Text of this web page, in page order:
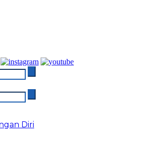
Diri